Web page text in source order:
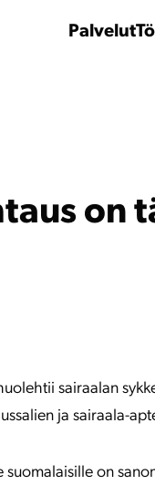
Palvelut
on
sairaalan
ja sairaala-
suomalaisille on